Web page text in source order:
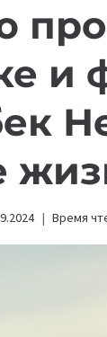
и
Время